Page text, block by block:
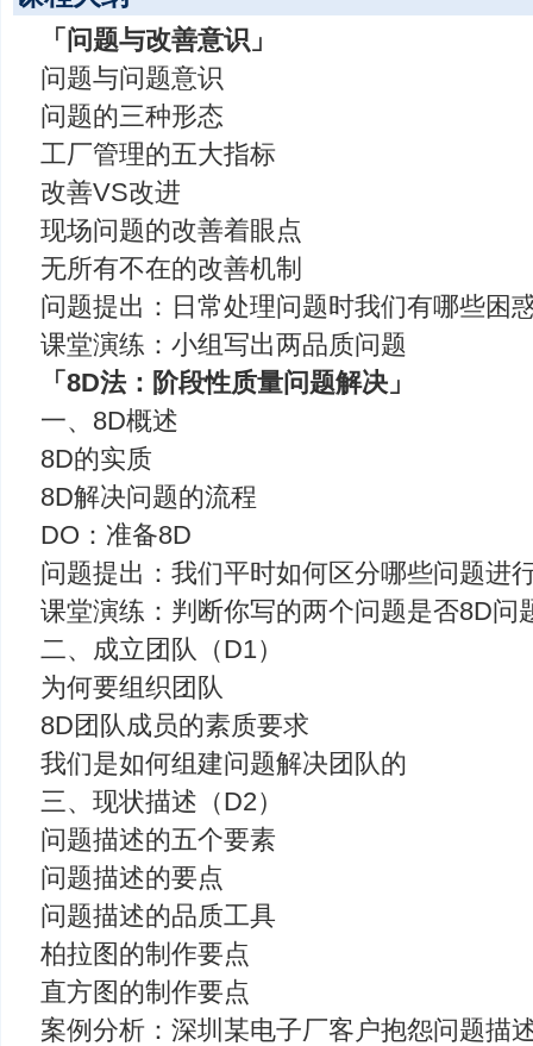
「问题与改善意识」
问题与问题意识
问题的三种形态
工厂管理的五大指标
改善VS改进
现场问题的改善着眼点
无所有不在的改善机制
问题提出：日常处理问题时我们有哪些困
课堂演练：小组写出两品质问题
「8D法：阶段性质量问题解决」
一、8D概述
8D的实质
8D解决问题的流程
DO：准备8D
问题提出：我们平时如何区分哪些问题进
课堂演练：判断你写的两个问题是否8D问
二、成立团队（D1）
为何要组织团队
8D团队成员的素质要求
我们是如何组建问题解决团队的
三、现状描述（D2）
问题描述的五个要素
问题描述的要点
问题描述的品质工具
柏拉图的制作要点
直方图的制作要点
案例分析：深圳某电子厂客户抱怨问题描